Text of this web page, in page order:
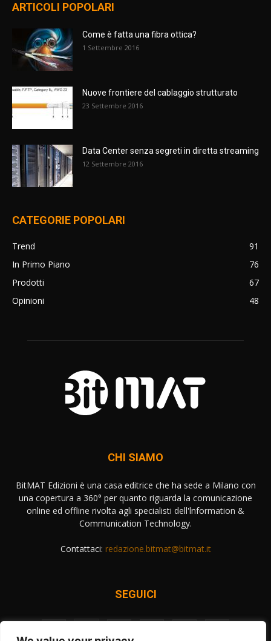
ARTICOLI POPOLARI
Come è fatta una fibra ottica?
1 Settembre 2016
Nuove frontiere del cablaggio strutturato
23 Settembre 2016
Data Center senza segreti in diretta streaming
12 Settembre 2016
CATEGORIE POPOLARI
Trend
91
In Primo Piano
76
Prodotti
67
Opinioni
48
CHI SIAMO
BitMAT Edizioni è una casa editrice che ha sede a Milano con
una copertura a 360° per quanto riguarda la comunicazione
online ed offline rivolta agli specialisti dell'lnformation &
Communication Technology.
Contattaci: redazione.bitmat@bitmat.it
SEGUICI